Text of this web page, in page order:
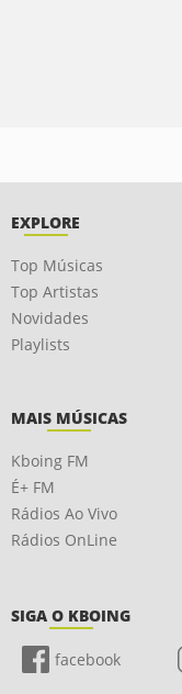
EXPLORE
Top Músicas
Top Artistas
Novidades
Playlists
MAIS MÚSICAS
Kboing FM
É+ FM
Rádios Ao Vivo
Rádios OnLine
SIGA O KBOING
facebook